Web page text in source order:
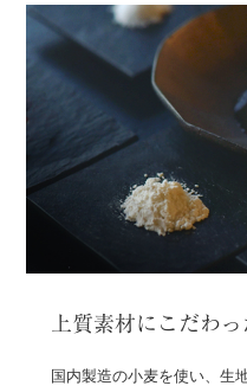
上質素材にこだわ
国内製造の小麦を使い、生